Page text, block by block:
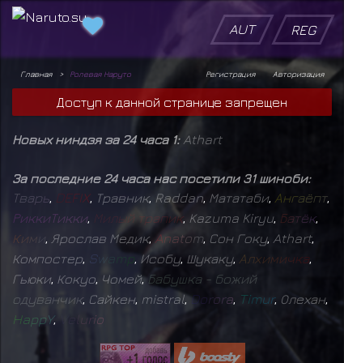
AUT REG
Главная Ролевая Наруто Авторизация
Регистрация
Доступ к данной странице запрещен
Новых ниндзя за 24 часа 1: Athart
За последние 24 часа нас посетили 31 шиноби:
Тварь DEFIX, Травник, Raddan Мататаби, Ангаёпт,
РиккиТикки, М илый трапик, Kazuma Kiryu, Батёк,
Кими Ярослав Медик, Anatom Сон Гоку, Athart,
Компостер Sw mp ,Исобу, Шукаку, Алхимичка
Гьюки, Кокуо Чомей,Бабушка - божий
одуванчик, Сайкен, mistral,Dorora Timur, Олехан,
HappY, urio